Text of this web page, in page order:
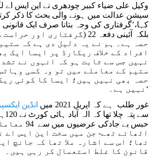
وکیل علی ضیاء کبیر چودھری نے این ایس اے
سیشن عدالت میں ہونے والی بحث کا ذکر
کہا،’گرفتاری کی وجہ بتانا صرف ایک
بلکہ آئینی دفعہ 22 (گرفتاری
حصہ ہے۔ ہم نے یہ دلیل دی ہے کہ
افراد کے خلاف ریکارڈ پر ایسا ایک
نہیں جس سے ثابت ہو کہ انہوں نے
ستیم کے معاملے میں تو وہ کسی
حصہ بھی نہیں ہیں؛ ایسا کا کوئی
نہیں ہے۔‘
غور طلب ہے کہ اپریل 2021 میں
انڈین
حبس بے جادکی
اٹھائے تھے- جن میں سخت این ایس اے
تھا؛ اس سے اشارہ ملا تھا کہ جانچ
قانون کا غلط استعمال کر رہی ہیں۔